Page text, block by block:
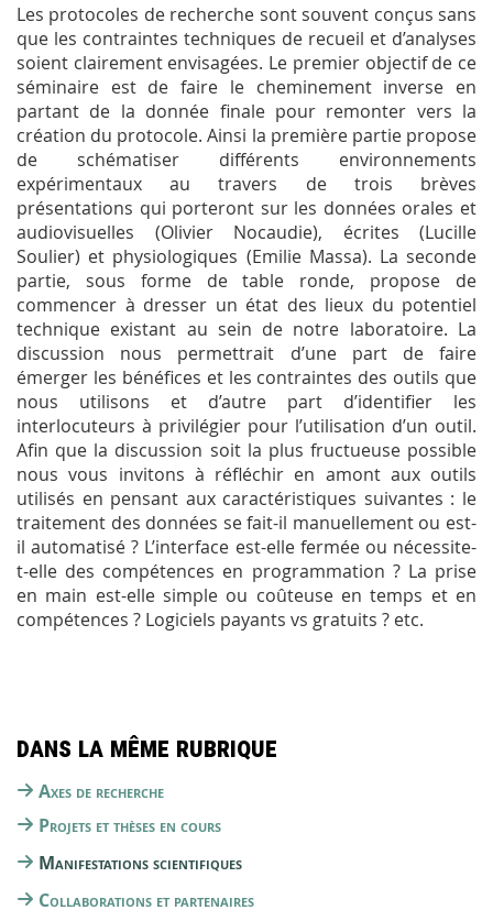
Les protocoles de recherche sont souvent conçus sans
que les contraintes techniques de recueil et d’analyses
soient clairement envisagées. Le premier objectif de ce
séminaire est de faire le cheminement inverse en
partant de la donnée finale pour remonter vers la
création du protocole. Ainsi la première partie propose
de schématiser différents environnements
expérimentaux au travers de trois brèves
présentations qui porteront sur les données orales et
audiovisuelles (Olivier Nocaudie), écrites (Lucille
Soulier) et physiologiques (Emilie Massa). La seconde
partie, sous forme de table ronde, propose de
commencer à dresser un état des lieux du potentiel
technique existant au sein de notre laboratoire. La
discussion nous permettrait d’une part de faire
émerger les bénéfices et les contraintes des outils que
nous utilisons et d’autre part d’identifier les
interlocuteurs à privilégier pour l’utilisation d’un outil.
Afin que la discussion soit la plus fructueuse possible
nous vous invitons à réfléchir en amont aux outils
utilisés en pensant aux caractéristiques suivantes : le
traitement des données se fait-il manuellement ou est-
il automatisé ? L’interface est-elle fermée ou nécessite-
t-elle des compétences en programmation ? La prise
en main est-elle simple ou coûteuse en temps et en
compétences ? Logiciels payants vs gratuits ? etc.
Dans la même rubrique
Axes de recherche
Projets et thèses en cours
Manifestations scientifiques
Collaborations et partenaires